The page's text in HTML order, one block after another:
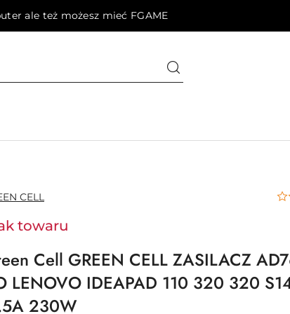
ale też możesz mieć FGAME
CELL
towaru
Cell GREEN CELL ZASILACZ
LENOVO IDEAPAD 110 320 320
230W